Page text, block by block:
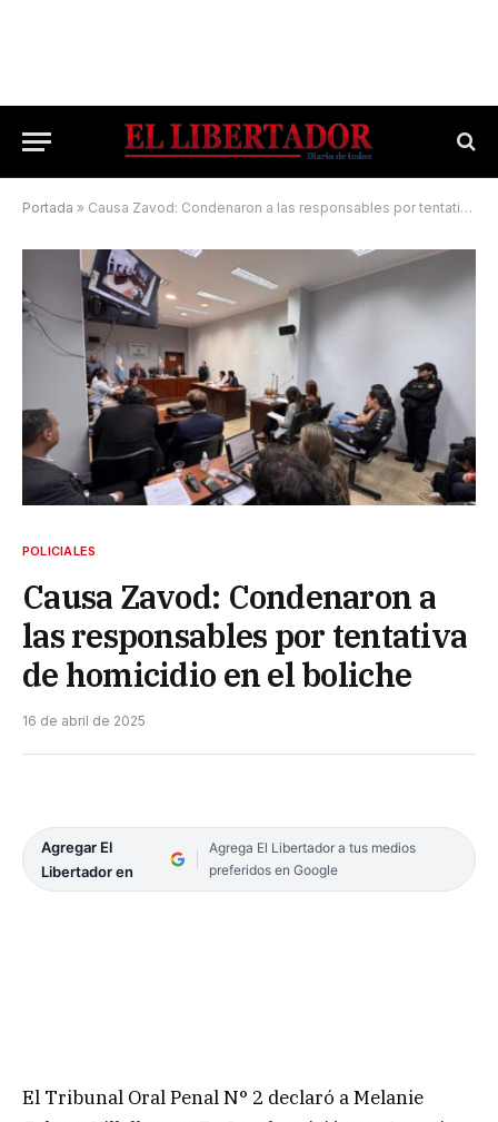
Portada » Causa Zavod: Condenaron a las responsables por tentativa de homicidio en el boliche
POLICIALES
Causa Zavod: Condenaron a
las responsables por tentativa
de homicidio en el boliche
16 de abril de 2025
Agregar El
Libertador en
Agrega El Libertador a tus medios
preferidos en Google
El Tribunal Oral Penal N° 2 declaró a Melanie